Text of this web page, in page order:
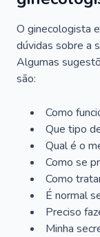
O ginecologista
dúvidas sobre a
Algumas
são:
Como
Que tipo
Qual é o
Como se
Como
É normal
Preciso
Minha